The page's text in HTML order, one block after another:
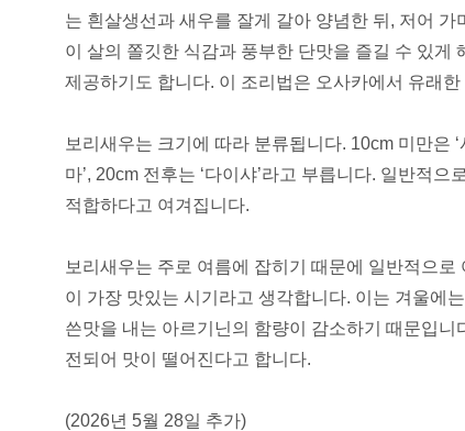
는 흰살생선과 새우를 잘게 갈아 양념한 뒤, 저어 가
이 살의 쫄깃한 식감과 풍부한 단맛을 즐길 수 있게
제공하기도 합니다. 이 조리법은 오사카에서 유래
보리새우는 크기에 따라 분류됩니다. 10cm 미만은 ‘
마’, 20cm 전후는 ‘다이샤’라고 부릅니다. 일반적
적합하다고 여겨집니다.
보리새우는 주로 여름에 잡히기 때문에 일반적으
이 가장 맛있는 시기라고 생각합니다. 이는 겨울에
쓴맛을 내는 아르기닌의 함량이 감소하기 때문입
전되어 맛이 떨어진다고 합니다.
(2026년 5월 28일 추가)